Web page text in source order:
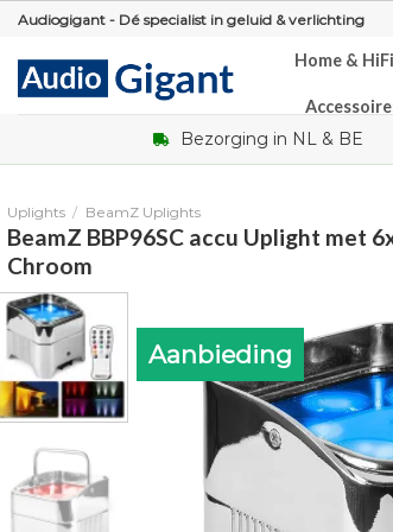
Skip
content
Audiogigant - Dé specialist in geluid & verlichting
Home & HiFi
Bezorging in NL & BE
Uplights / BeamZ Uplights
BeamZ BBP96SC accu Uplight met
Chroom
Aanbieding